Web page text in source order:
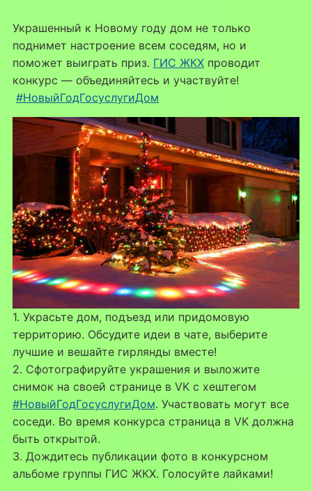
Украшенный к Новому году дом не только
поднимет настроение всем соседям, но и
поможет выиграть приз. ГИС ЖКХпроводит
конкурс — объединяйтесь и участвуйте!
#НовыйГодГосуслугиДом
1. Украсьте дом, подъезд или придомовую
территорию. Обсудите идеи в чате, выберите
лучшие и вешайте гирлянды вместе!
2. Сфотографируйте украшения и выложите
снимок на своей странице в VK с хештегом
#НовыйГодГосуслугиДом. Участвовать могут все
соседи. Во время конкурса страница в VK должна
быть открытой.
3. Дождитесь публикации фото в конкурсном
альбоме группы ГИС ЖКХ. Голосуйте лайками!